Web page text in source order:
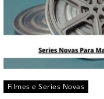
Filmes e Series Novas​